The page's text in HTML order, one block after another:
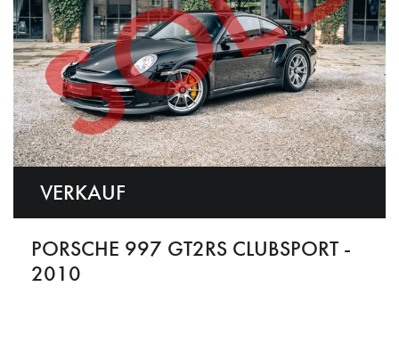
VERKAUF
PORSCHE 997 GT2RS CLUBSPORT -
2010